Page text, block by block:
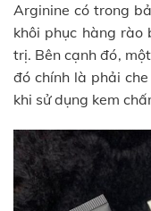
Arginine có trong
khôi phục hàng
trị. Bên cạnh đó,
đó chính là phải
khi sử dụng kem